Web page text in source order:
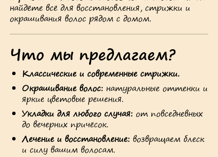
найдёте всё для восстановления, стрижки и
окрашивания волос рядом с домом.
Что мы предлагаем?
Классические и современные стрижки.
Окрашивание волос: натуральные оттенки и
яркие цветовые решения.
Укладки для любого случая: от повседневных
до вечерних причёсок.
Лечение и восстановление: возвращаем блеск
и силу вашим волосам.